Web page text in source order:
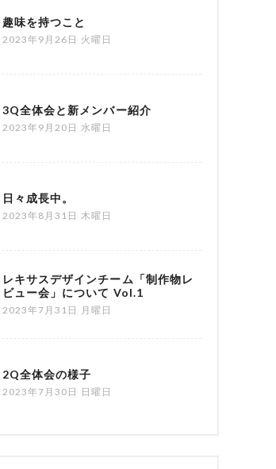
趣味を持つこと
2023年9月26日 火曜日
3Q全体会と新メンバー紹介
2023年9月20日 水曜日
日々成長中。
2023年8月31日 木曜日
レキサスデザインチーム「制作物レ
ビュー会」について Vol.1
2023年7月31日 月曜日
2Q全体会の様子
2023年7月30日 日曜日